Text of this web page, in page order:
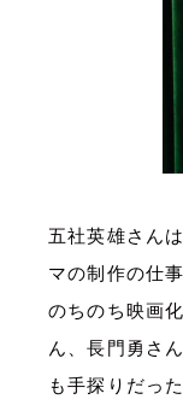
五社英雄さん
マの制作の仕
のちのち映画
ん、長門勇さ
も手探りだっ